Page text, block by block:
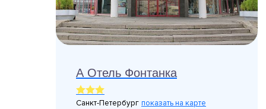
А Отель Фонтанка
Санкт-Петербург показать на карте